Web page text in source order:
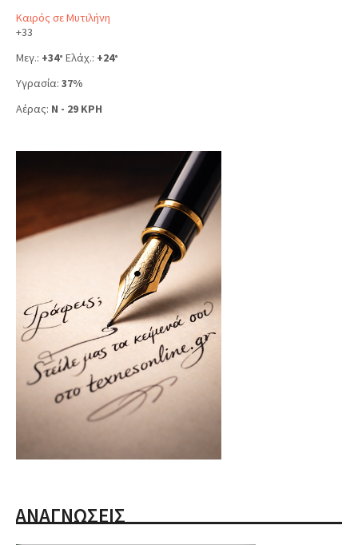
Καιρός σε Μυτιλήνη
+33
Μεγ.: +34° Ελάχ.: +24°
Υγρασία: 37%
Αέρας: N - 29 KPH
ΑΝΑΓΝΩΣΕΙΣ